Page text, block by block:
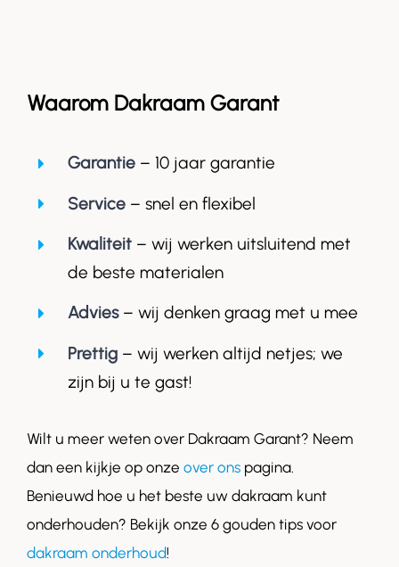
Waarom Dakraam Garant
Garantie– 10 jaar garantie
Service – snel en flexibel
Kwaliteit– wij werken uitsluitend met
de beste materialen
Advies– wij denken graag met u mee
Prettig– wij werken altijd netjes; we
zijn bij u te gast!
Wilt u meer weten over Dakraam Garant? Neem
dan een kijkje op onze over ons pagina.
Benieuwd hoe u het beste uw dakraam kunt
onderhouden? Bekijk onze 6 gouden tips voor
dakraam onderhoud!